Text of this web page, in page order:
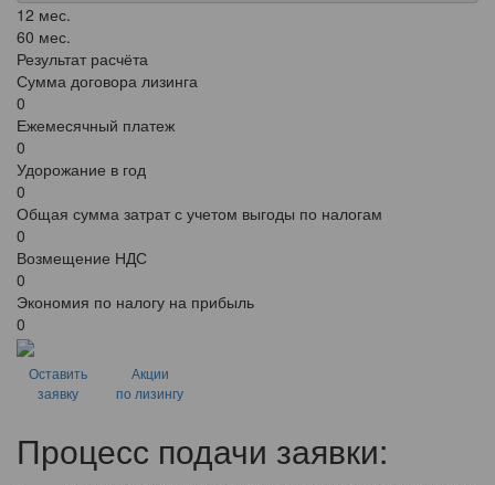
12 мес.
60 мес.
Результат расчёта
Сумма договора лизинга
0
Ежемесячный платеж
0
Удорожание в год
0
Общая сумма затрат с учетом выгоды по налогам
0
Возмещение НДС
0
Экономия по налогу на прибыль
0
Оставить
заявку
Акции
по лизингу
Процесс подачи заявки: